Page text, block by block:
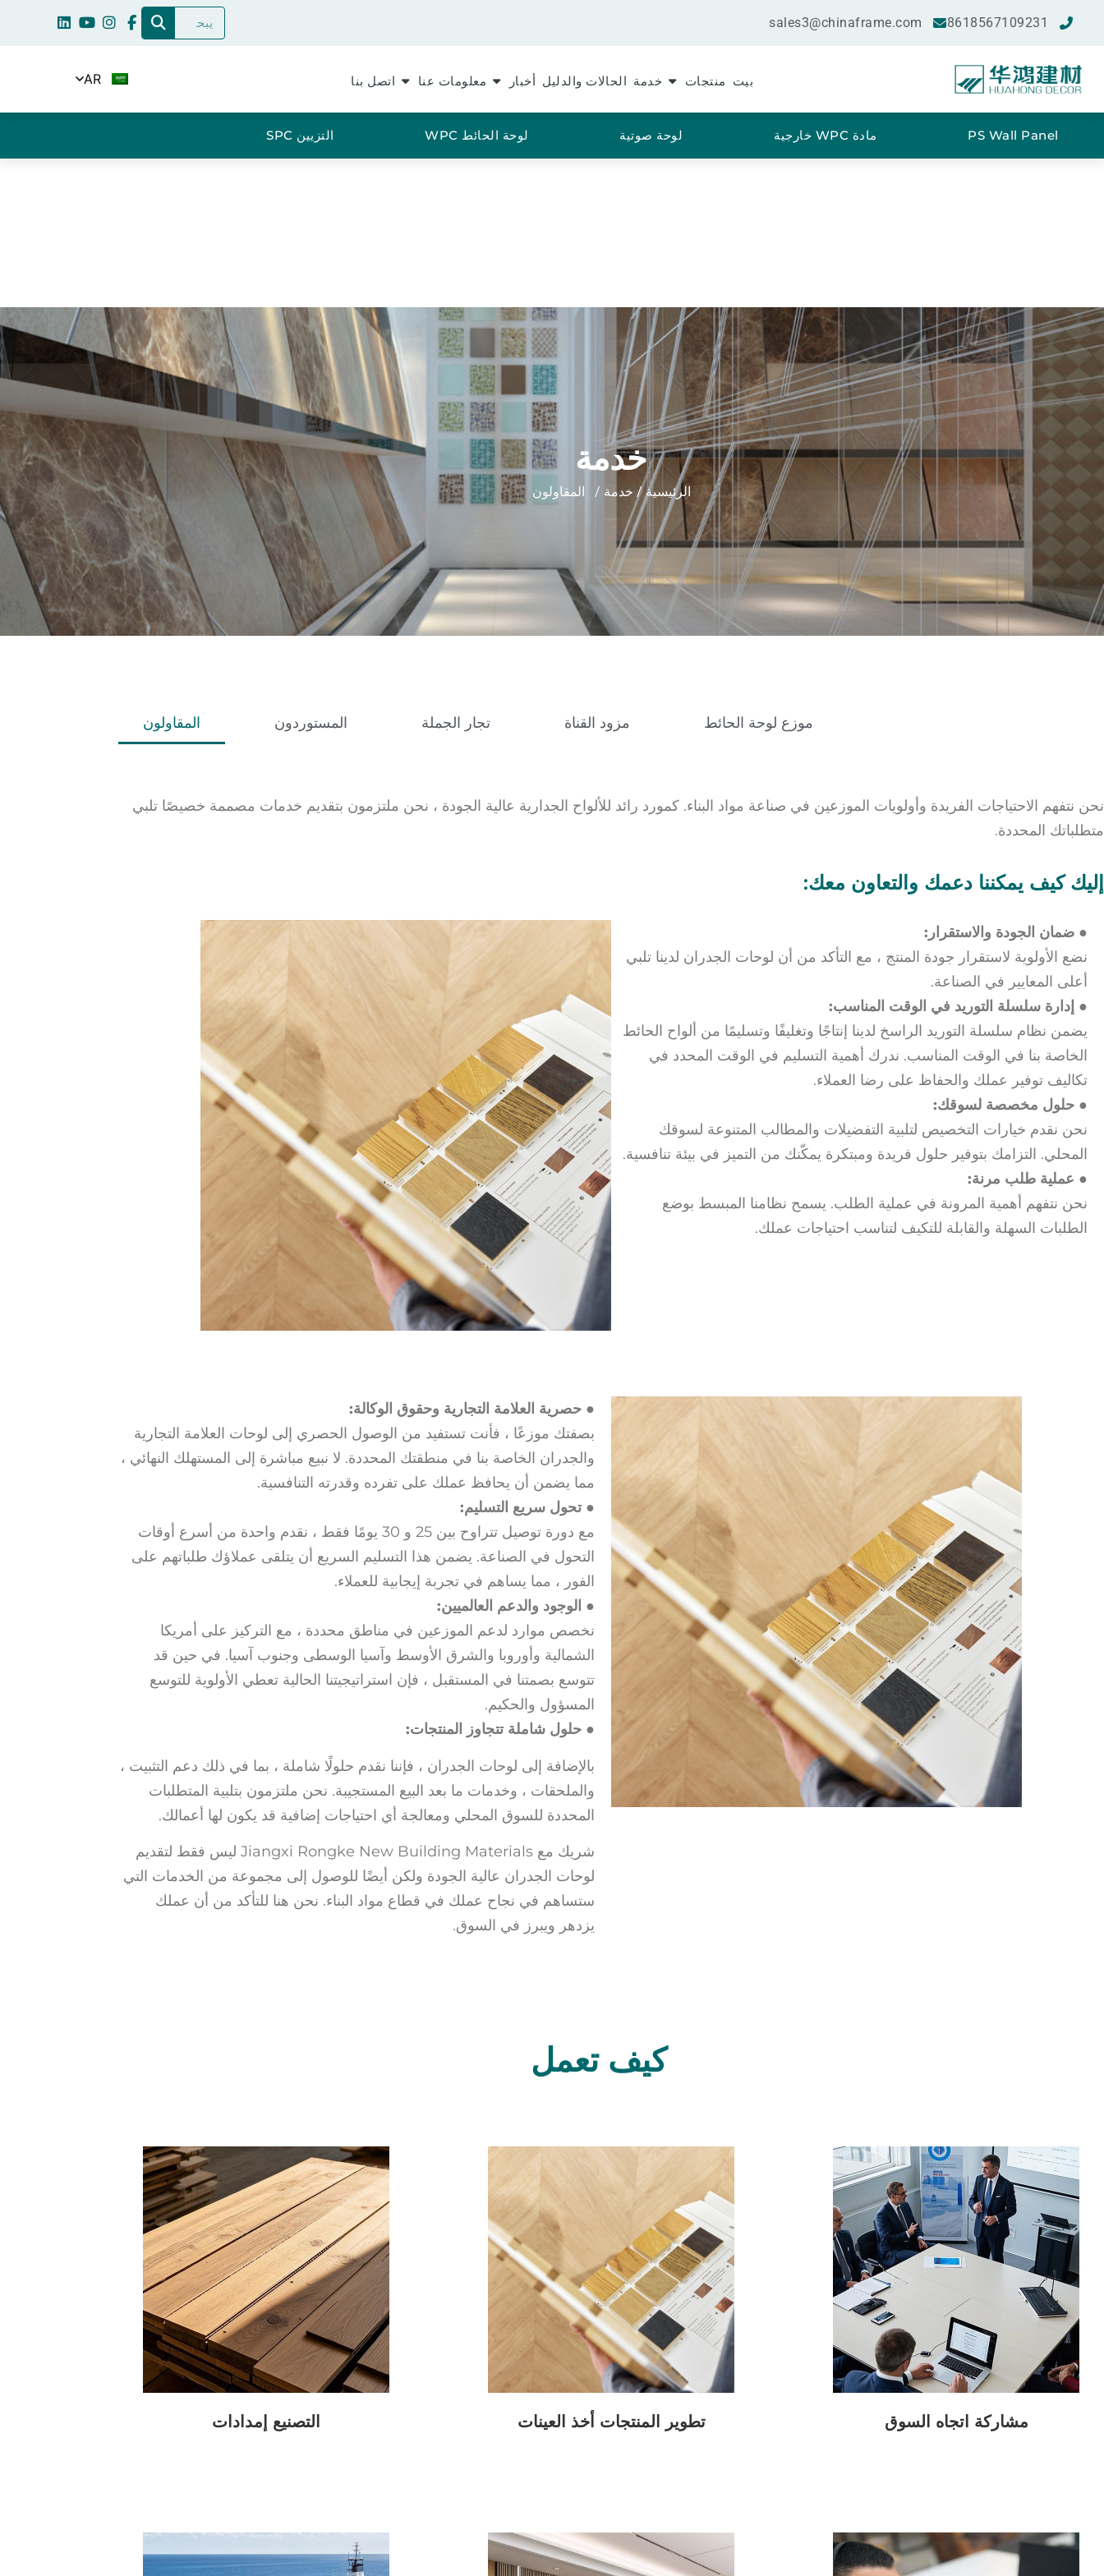
8618567109231
sales3@chinaframe.com
بيت منتجات خدمة الحالات والدليل أخبار معلومات عنا اتصل بنا AR
PS Wall Panel مادة WPC خارجية لوحة صوتية لوحة الحائط WPC التزيين SPC
خدمة
الرئيسية/ خدمة / المقاولون
موزع لوحة الحائط مزود القناة تجار الجملة المستوردون المقاولون
نحن نتفهم الاحتياجات الفريدة وأولويات الموزعين في صناعة مواد البناء. كمورد رائد للألواح الجدارية عالية الجودة ، نحن ملتزمون بتقديم خدمات مصممة خصيصًا تلبي
متطلباتك المحددة.
إليك كيف يمكننا دعمك والتعاون معك:
● ضمان الجودة والاستقرار:
نضع الأولوية لاستقرار جودة المنتج ، مع التأكد من أن لوحات الجدران لدينا تلبي
أعلى المعايير في الصناعة.
● إدارة سلسلة التوريد في الوقت المناسب:
يضمن نظام سلسلة التوريد الراسخ لدينا إنتاجًا وتغليفًا وتسليمًا من ألواح الحائط
الخاصة بنا في الوقت المناسب. ندرك أهمية التسليم في الوقت المحدد في
تكاليف توفير عملك والحفاظ على رضا العملاء.
● حلول مخصصة لسوقك:
نحن نقدم خيارات التخصيص لتلبية التفضيلات والمطالب المتنوعة لسوقك
المحلي. التزامك بتوفير حلول فريدة ومبتكرة يمكّنك من التميز في بيئة تنافسية.
● عملية طلب مرنة:
نحن نتفهم أهمية المرونة في عملية الطلب. يسمح نظامنا المبسط بوضع
الطلبات السهلة والقابلة للتكيف لتناسب احتياجات عملك.
● حصرية العلامة التجارية وحقوق الوكالة:
بصفتك موزعًا ، فأنت تستفيد من الوصول الحصري إلى لوحات العلامة التجارية
والجدران الخاصة بنا في منطقتك المحددة. لا نبيع مباشرة إلى المستهلك النهائي ،
مما يضمن أن يحافظ عملك على تفرده وقدرته التنافسية.
● تحول سريع التسليم:
مع دورة توصيل تتراوح بين 25 و 30 يومًا فقط ، نقدم واحدة من أسرع أوقات
التحول في الصناعة. يضمن هذا التسليم السريع أن يتلقى عملاؤك طلباتهم على
الفور ، مما يساهم في تجربة إيجابية للعملاء.
● الوجود والدعم العالميين:
نخصص موارد لدعم الموزعين في مناطق محددة ، مع التركيز على أمريكا
الشمالية وأوروبا والشرق الأوسط وآسيا الوسطى وجنوب آسيا. في حين قد
تتوسع بصمتنا في المستقبل ، فإن استراتيجيتنا الحالية تعطي الأولوية للتوسع
المسؤول والحكيم.
● حلول شاملة تتجاوز المنتجات:
بالإضافة إلى لوحات الجدران ، فإننا نقدم حلولًا شاملة ، بما في ذلك دعم التثبيت ،
والملحقات ، وخدمات ما بعد البيع المستجيبة. نحن ملتزمون بتلبية المتطلبات
المحددة للسوق المحلي ومعالجة أي احتياجات إضافية قد يكون لها أعمالك.
شريك مع Jiangxi Rongke New Building Materials ليس فقط لتقديم
لوحات الجدران عالية الجودة ولكن أيضًا للوصول إلى مجموعة من الخدمات التي
ستساهم في نجاح عملك في قطاع مواد البناء. نحن هنا للتأكد من أن عملك
يزدهر ويبرز في السوق.
كيف تعمل
مشاركة اتجاه السوق تطوير المنتجات أخذ العينات التصنيع إمدادات